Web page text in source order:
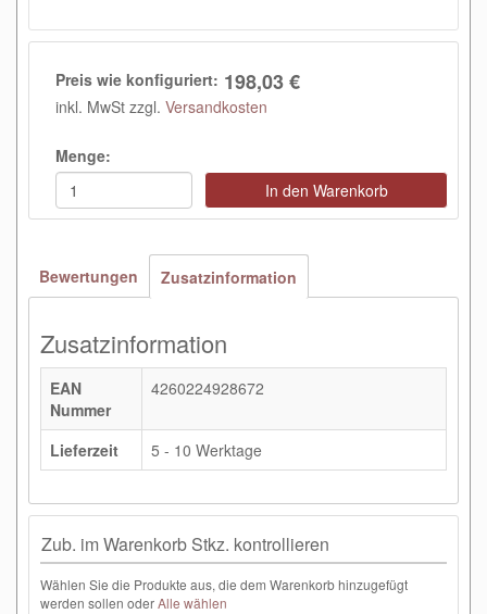
Preis wie konfiguriert: 198,03 €
inkl. MwSt zzgl. Versandkosten
Menge:
In den Warenkorb
Bewertungen Zusatzinformation
Zusatzinformation
EAN
Nummer
4260224928672
Lieferzeit 5 - 10 Werktage
Zub. im Warenkorb Stkz. kontrollieren
Wählen Sie die Produkte aus, die dem Warenkorb hinzugefügt
werden sollen oderAlle wählen